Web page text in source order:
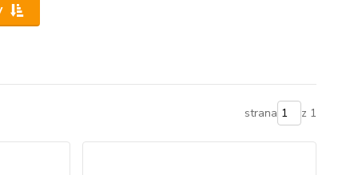
strana z 1